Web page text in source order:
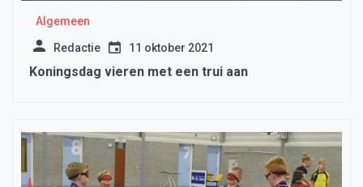
Algemeen
Redactie 11 oktober 2021
Koningsdag vieren met een trui aan